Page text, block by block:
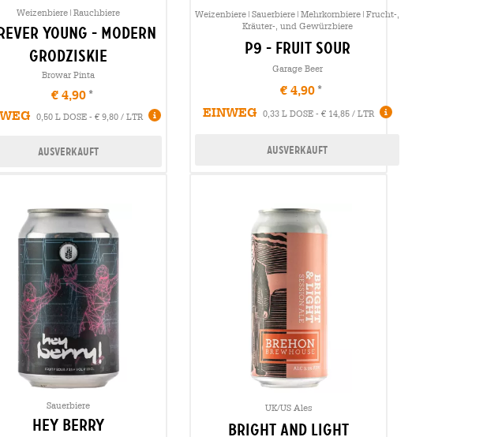
Weizenbiere|Rauchbiere
young - modern
grodziskie
Browar Pinta
€ 4,90
0,50 L DOSE - € 9,80 / LTR
Ausverkauft
Weizenbiere|Sauerbiere|Mehrkornbiere|Frucht-,
Kräuter-, und Gewürzbiere
p9 - fruit sour
Garage Beer
€ 4,90
EINWEG
0,33 L DOSE - € 14,85 / LTR
Ausverkauft
Sauerbiere
hey berry
UK/US Ales
bright and light